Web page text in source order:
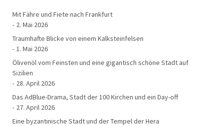
Mit Fähre und Fiete nach Frankfurt
2. Mai 2026
Traumhafte Blicke von einem Kalksteinfelsen
1. Mai 2026
Ölivenöl vom Feinsten und eine gigantisch schöne Stadt auf
Sizilien
28. April 2026
Das AdBlue-Drama, Stadt der 100 Kirchen und ein Day-off
27. April 2026
Eine byzantinische Stadt und der Tempel der Hera